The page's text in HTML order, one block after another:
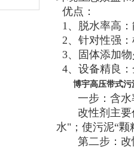
优点：
1、脱水率高
2、针对性强
3、固体添加
4、设备精良
博宇高压带式污
一步：含水
改性剂主要作
水"；使污泥“
第二步：改性